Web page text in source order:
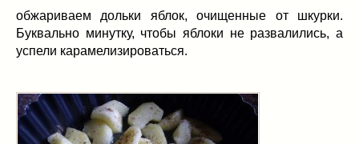
обжариваем дольки яблок, очищенные от шкурки.
Буквально минутку, чтобы яблоки не развалились, а
успели карамелизироваться.